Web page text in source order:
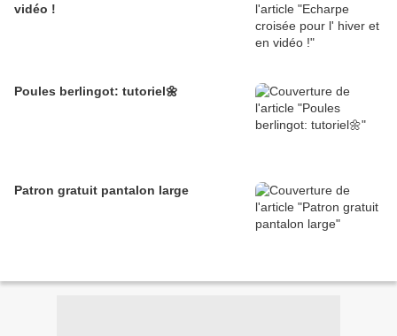
vidéo !
Poules berlingot: tutoriel🌼
Patron gratuit pantalon large